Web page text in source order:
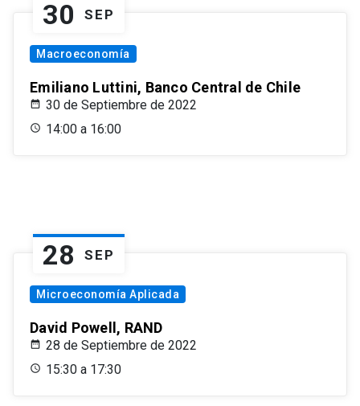
30 SEP
Macroeconomía
Emiliano Luttini, Banco Central de Chile
30 de Septiembre de 2022
14:00 a 16:00
28 SEP
Microeconomía Aplicada
David Powell, RAND
28 de Septiembre de 2022
15:30 a 17:30